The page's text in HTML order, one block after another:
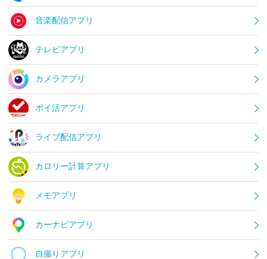
音楽配信アプリ
テレビアプリ
カメラアプリ
ポイ活アプリ
ライブ配信アプリ
カロリー計算アプリ
メモアプリ
カーナビアプリ
自撮りアプリ